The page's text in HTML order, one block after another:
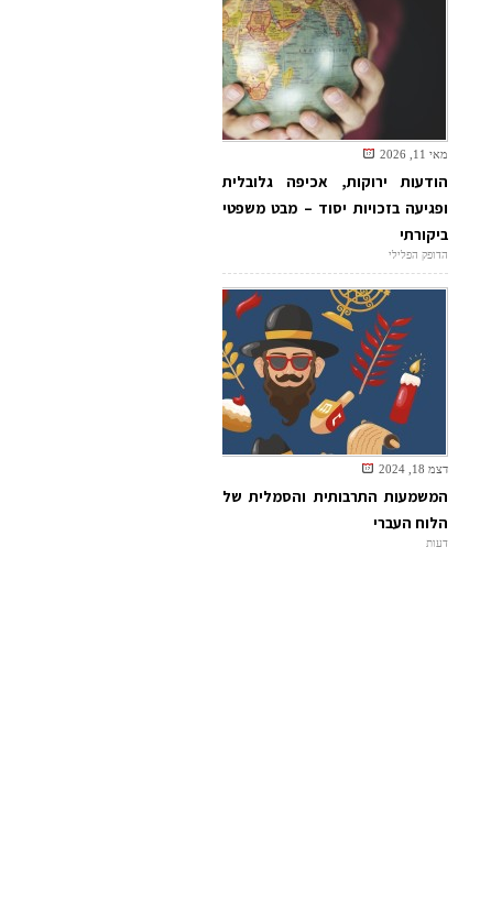
מאי 11, 2026
הודעות ירוקות, אכיפה גלובלית
ופגיעה בזכויות יסוד – מבט משפטי
ביקורתי
הדופק הפלילי
דצמ 18, 2024
המשמעות התרבותית והסמלית של
הלוח העברי
דעות